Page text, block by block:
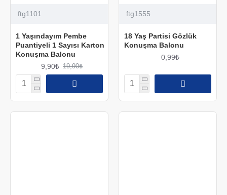
ftg1101
1 Yaşındayım Pembe
Puantiyeli 1 Sayısı Karton
Konuşma Balonu
9,90₺ 19,90₺
ftg1555
18 Yaş Partisi Gözlük
Konuşma Balonu
0,99₺